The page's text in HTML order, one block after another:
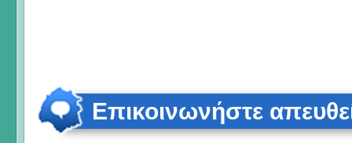
Επικοινωνήστε